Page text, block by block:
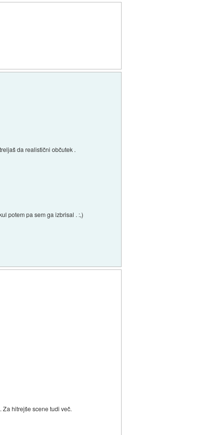
da realistični občutek .
potem pa sem ga izbrisal . :,)
Za hitrejše scene tudi več.